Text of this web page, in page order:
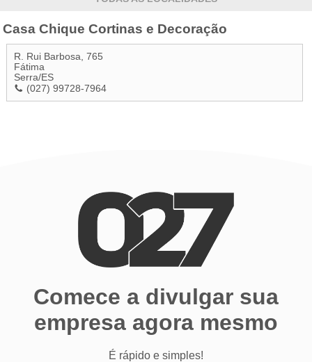
Casa Chique Cortinas e Decoração
R. Rui Barbosa, 765
Fátima
Serra/ES
(027) 99728-7964
Comece a divulgar sua
empresa agora mesmo
É rápido e simples!